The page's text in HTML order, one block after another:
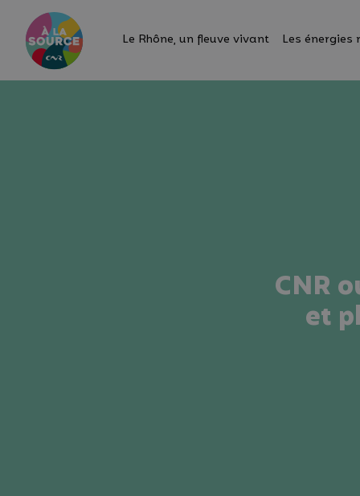
Le Rhône, un fleuve vivant Les énergies
CNR
et